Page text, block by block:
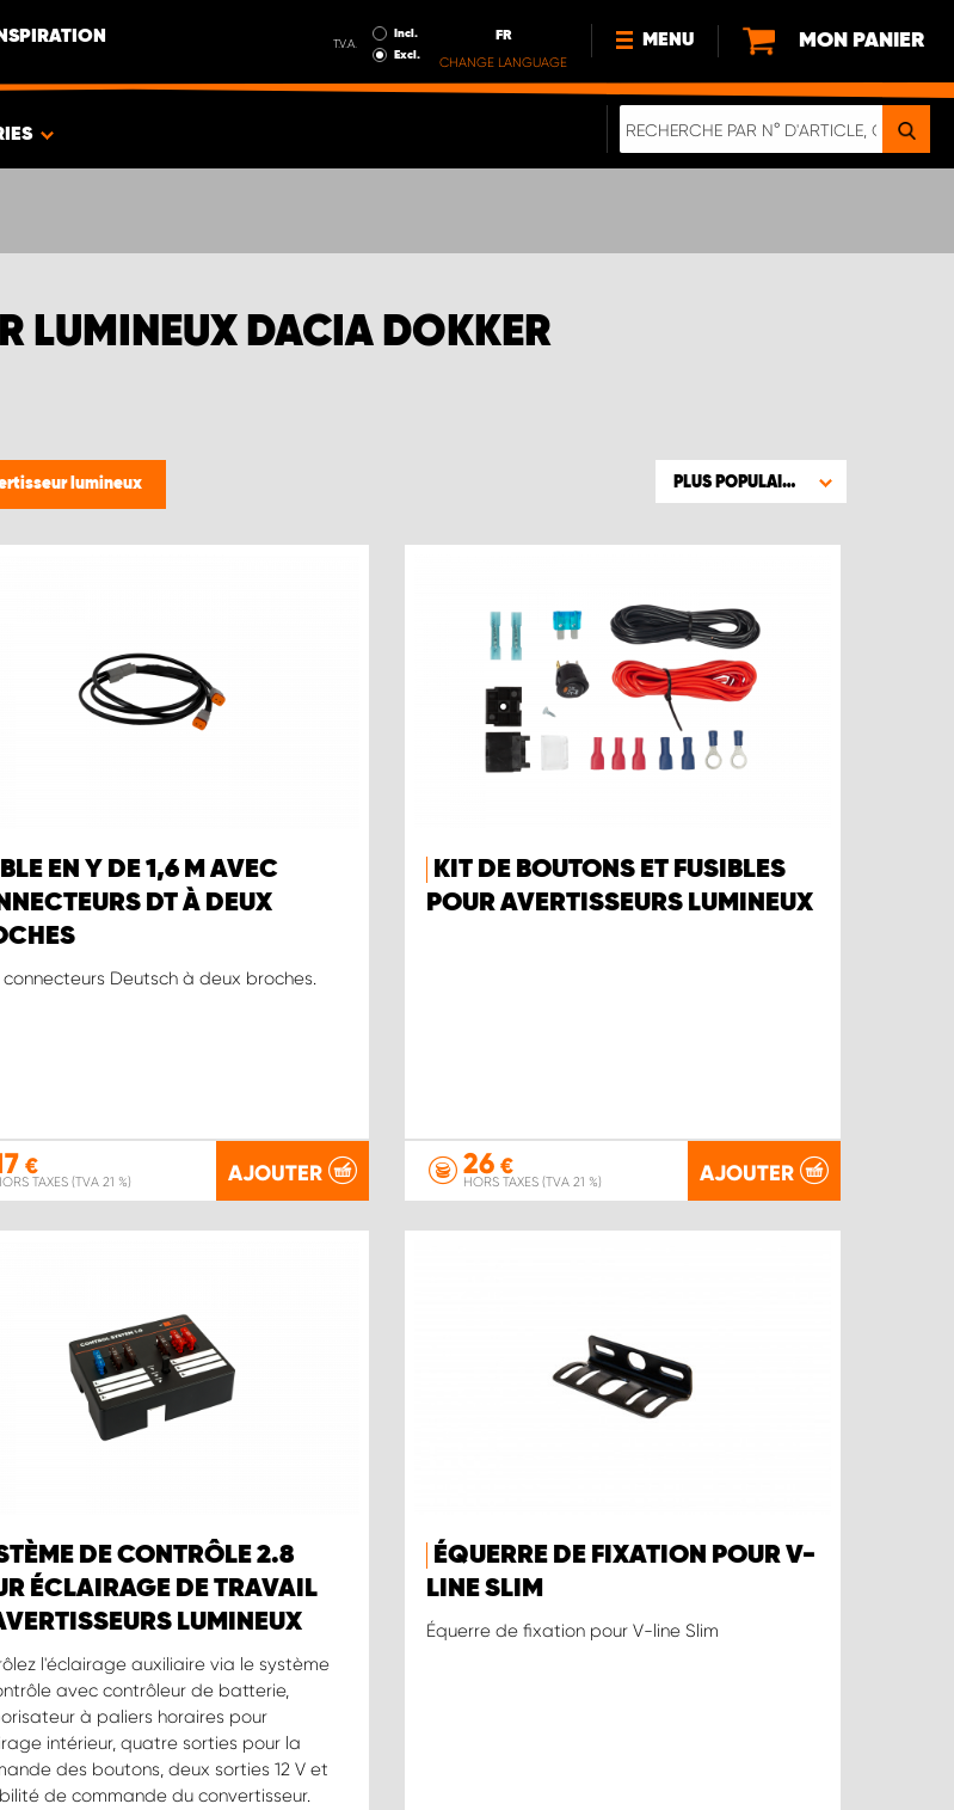
T.V.A.
Incl.
Excl.
FR
CHANGE LANGUAGE
MENU
NOUVEAUTÉS
MON PANIER
LUMINEUX DACIA DOKKER
lumineux PLUS POPULAIRE
EN Y DE 1,6 M AVEC
DT À DEUX
connecteurs Deutsch à deux broches.
€
TAXES (TVA 21 %) AJOUTER
KIT DE BOUTONS ET FUSIBLES
POUR AVERTISSEURS LUMINEUX
26 €
HORS TAXES (TVA 21 %) AJOUTER
DE CONTRÔLE 2.8
ÉCLAIRAGE DE TRAVAIL
LUMINEUX
l'éclairage auxiliaire via le système
avec contrôleur de batterie,
à paliers horaires pour
intérieur, quatre sorties pour la
des boutons, deux sorties 12 V et
de commande du convertisseur.
ÉQUERRE DE FIXATION POUR V-
LINE SLIM
Équerre de fixation pour V-line Slim